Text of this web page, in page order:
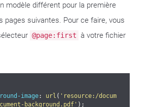
modèle différent pour la première
pages suivantes. Pour ce faire, vous
@page:first à votre fichier
image: url ( 'resource:/docum
background.pdf' );